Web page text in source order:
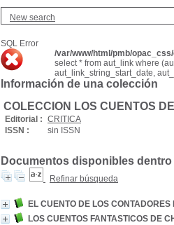
New search
SQL Error
/var/www/html/pmb/
select * from aut_link where
aut_link_string_start_date,
Información de una colección
COLECCION LOS CUENTOS
Editorial : CRITICA
ISSN :
sin ISSN
Documentos disponibles
Refinar búsqueda
EL CUENTO DE LOS CONTADORES
LOS CUENTOS FANTASTICOS DE